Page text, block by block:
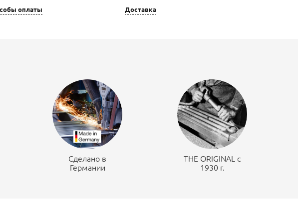
оплаты Доставка
Сделано в
Германии
THE ORIGINAL c
1930 г.